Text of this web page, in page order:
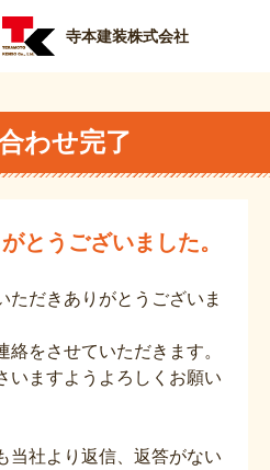
寺本建装株式会社
わせ完了
とうございました。
ただきありがとうございま
をさせていただきます。
いますようよろしくお願い
当社より返信、返答がない